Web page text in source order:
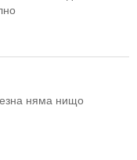
няма нищо